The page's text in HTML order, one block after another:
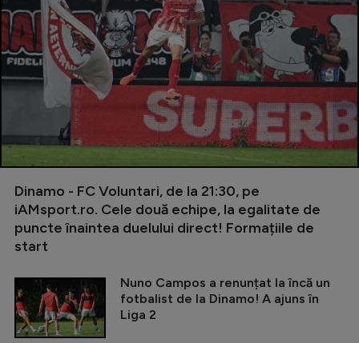
Dinamo - FC Voluntari, de la 21:30, pe
iAMsport.ro. Cele două echipe, la egalitate de
puncte înaintea duelului direct! Formațiile de
start
Nuno Campos a renunțat la încă un
fotbalist de la Dinamo! A ajuns în
Liga 2